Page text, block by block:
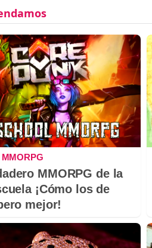
MMORPG de la
¡Cómo los de
mejor!